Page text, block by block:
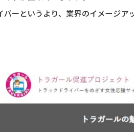
バーというより、業界のイメージ